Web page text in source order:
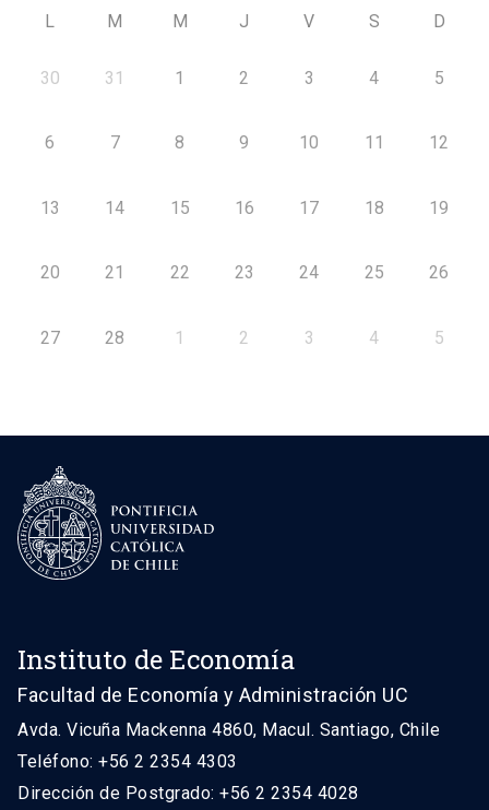
L M M J V S D
30 31 1 2 3 4 5
6 7 8 9 10 11 12
13 14 15 16 17 18 19
20 21 22 23 24 25 26
27 28 1 2 3 4 5
Instituto de Economía
Facultad de Economía y Administración UC
Avda. Vicuña Mackenna 4860, Macul. Santiago, Chile
Teléfono: +56 2 2354 4303
Dirección de Postgrado: +56 2 2354 4028